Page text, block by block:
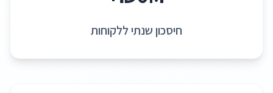
חיסכון שנתי ללקוחות